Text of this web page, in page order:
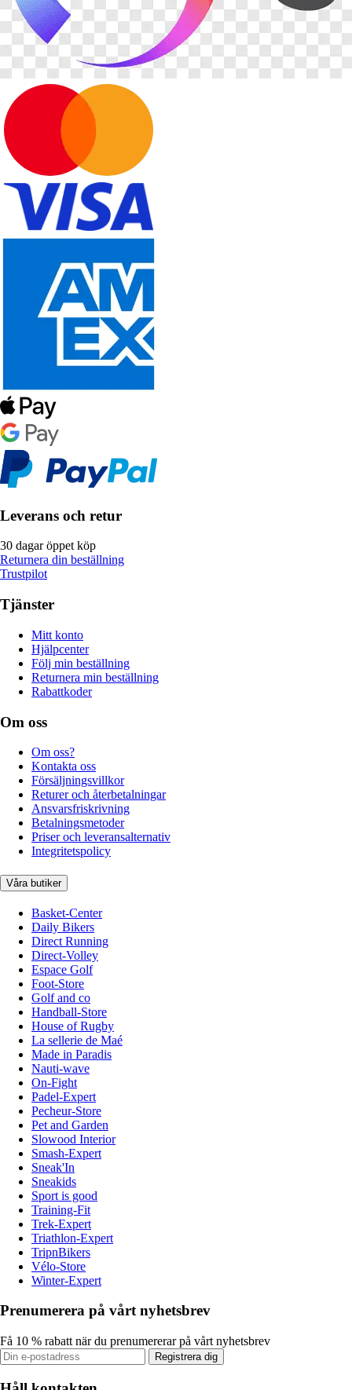
Leverans och retur
30 dagar öppet köp
Returnera din beställning
Trustpilot
Tjänster
Mitt konto
Hjälpcenter
Följ min beställning
Returnera min beställning
Rabattkoder
Om oss
Om oss?
Kontakta oss
Försäljningsvillkor
Returer och återbetalningar
Ansvarsfriskrivning
Betalningsmetoder
Priser och leveransalternativ
Integritetspolicy
Våra butiker
Basket-Center
Daily Bikers
Direct Running
Direct-Volley
Espace Golf
Foot-Store
Golf and co
Handball-Store
House of Rugby
La sellerie de Maé
Made in Paradis
Nauti-wave
On-Fight
Padel-Expert
Pecheur-Store
Pet and Garden
Slowood Interior
Smash-Expert
Sneak'In
Sneakids
Sport is good
Training-Fit
Trek-Expert
Triathlon-Expert
TripnBikers
Vélo-Store
Winter-Expert
Prenumerera på vårt nyhetsbrev
Få 10 % rabatt när du prenumererar på vårt nyhetsbrev
Registrera dig